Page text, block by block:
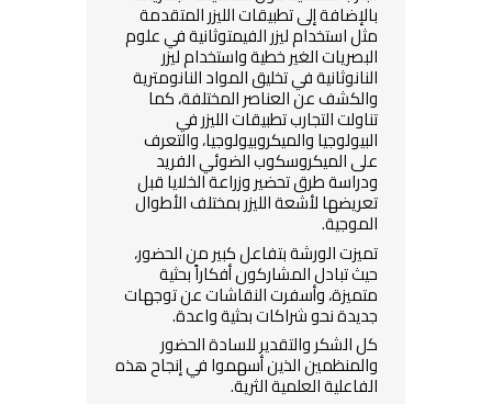
بالإضافة إلى تطبيقات الليزر المتقدمة
مثل استخدام ليزر الفيمتوثانية في علوم
البصريات الغير خطية واستخدام ليزر
النانوثانية في تخليق المواد النانومترية
والكشف عن العناصر المختلفة، كما
تناولت التجارب تطبيقات الليزر في
البيولوجيا والميكروبيولوجيا، والتعرف
على الميكروسكوب الضوئي الفريد
ودراسة طرق تحضير وزراعة الخلايا قبل
تعريضها لأشعة الليزر بمختلف الأطوال
الموجية.
تميزت الورشة بتفاعل كبير من الحضور،
حيث تبادل المشاركون أفكاراً بحثية
متميزة، وأسفرت النقاشات عن توجهات
جديدة نحو شراكات بحثية واعدة.
كل الشكر والتقدير للسادة الحضور
والمنظمين الذين أسهموا في إنجاح هذه
الفاعلية العلمية الثرية.